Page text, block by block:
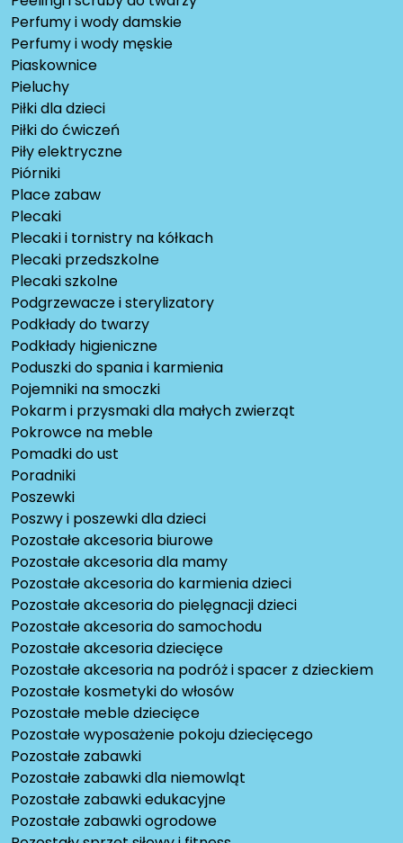
Perfumy i wody damskie
Perfumy i wody męskie
Piaskownice
Pieluchy
Piłki dla dzieci
Piłki do ćwiczeń
Piły elektryczne
Piórniki
Place zabaw
Plecaki
Plecaki i tornistry na kółkach
Plecaki przedszkolne
Plecaki szkolne
Podgrzewacze i sterylizatory
Podkłady do twarzy
Podkłady higieniczne
Poduszki do spania i karmienia
Pojemniki na smoczki
Pokarm i przysmaki dla małych zwierząt
Pokrowce na meble
Pomadki do ust
Poradniki
Poszewki
Poszwy i poszewki dla dzieci
Pozostałe akcesoria biurowe
Pozostałe akcesoria dla mamy
Pozostałe akcesoria do karmienia dzieci
Pozostałe akcesoria do pielęgnacji dzieci
Pozostałe akcesoria do samochodu
Pozostałe akcesoria dziecięce
Pozostałe akcesoria na podróż i spacer z dzieckiem
Pozostałe kosmetyki do włosów
Pozostałe meble dziecięce
Pozostałe wyposażenie pokoju dziecięcego
Pozostałe zabawki
Pozostałe zabawki dla niemowląt
Pozostałe zabawki edukacyjne
Pozostałe zabawki ogrodowe